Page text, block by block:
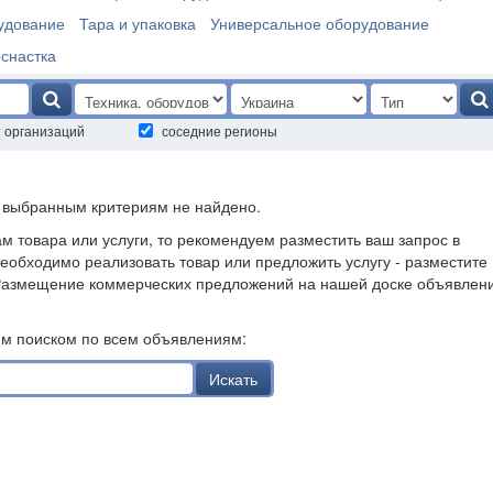
Тара и упаковка
Универсальное оборудование
организаций соседние регионы
критериям не найдено.
товара или услуги, то рекомендуем разместить ваш запрос в
реализовать товар или предложить услугу - разместите
коммерческих предложений на нашей доске
поиском по всем объявлениям:
Искать